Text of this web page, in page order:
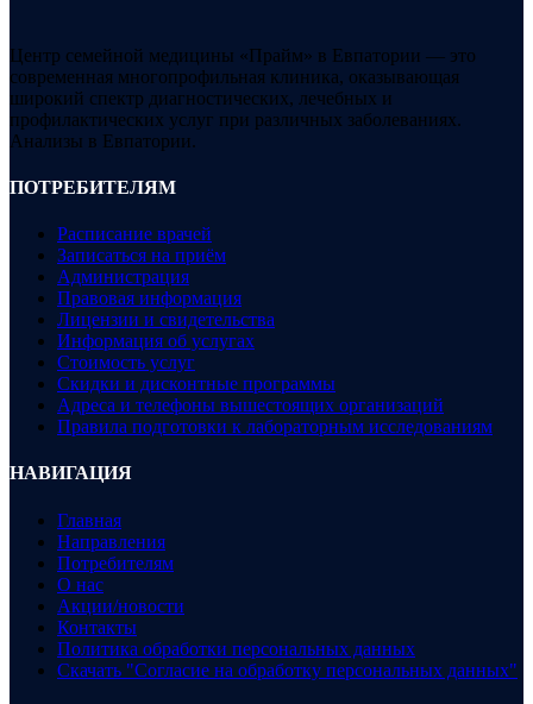
Центр семейной медицины «Прайм» в Евпатории — это
современная многопрофильная клиника, оказывающая
широкий спектр диагностических, лечебных и
профилактических услуг при различных заболеваниях.
Анализы в Евпатории.
ПОТРЕБИТЕЛЯМ
Расписание врачей
Записаться на приём
Администрация
Правовая информация
Лицензии и свидетельства
Информация об услугах
Стоимость услуг
Скидки и дисконтные программы
Адреса и телефоны вышестоящих организаций
Правила подготовки к лабораторным исследованиям
НАВИГАЦИЯ
Главная
Направления
Потребителям
О нас
Акции/новости
Контакты
Политика обработки персональных данных
Скачать "Согласие на обработку персональных данных"